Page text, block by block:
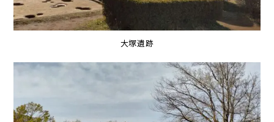
大塚遺跡